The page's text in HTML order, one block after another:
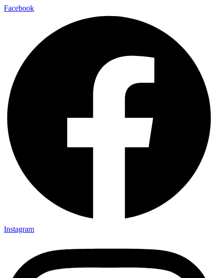
Facebook
Instagram